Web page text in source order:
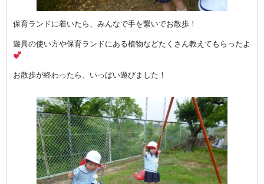
保育ランドに着いたら、みんなで手を繋いでお散歩！
遊具の使い方や保育ランドにある植物などたくさん教えてもらったよ
お散歩が終わったら、いっぱい遊びました！